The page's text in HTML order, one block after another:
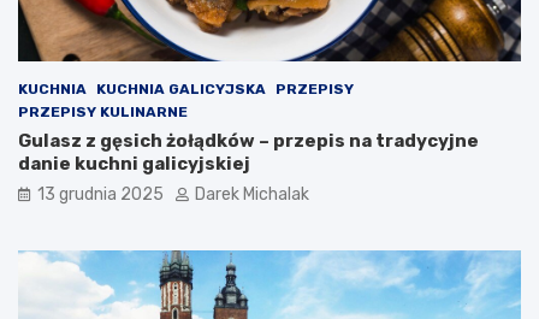
c
KUCHNIA KUCHNIA GALICYJSKA
PRZEPISY
PRZEPISY KULINARNE
Gulasz z gęsich żołądków – przepis na tradycyjne
danie kuchni galicyjskiej
13 grudnia 2025 Darek Michalak